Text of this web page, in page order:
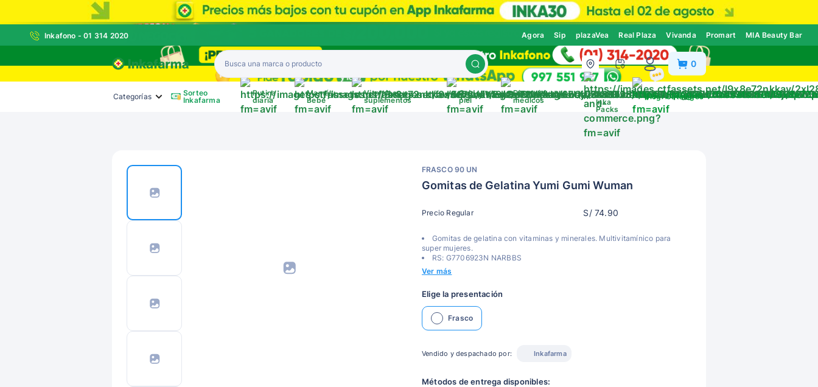
Inkafono - 01 314 2020 Agora Sip plazaVea Real Plaza Vivanda Promart MIA Beauty Bar
0
Categorías
Sorteo
Inkafarma
Rutina
diaria
Mamá y
Bebé
Vitaminas y
suplementos
Cuida tu
piel
Dispositivos
médicos
Inka
Packs
Blog Catálogos
FRASCO 90 UN
Gomitas de Gelatina Yumi Gumi Wuman
Precio Regular S/ 74.90
Gomitas de gelatina con vitaminas y minerales. Multivitamínico para
super mujeres.
RS: G7706923N NARBBS
Ver más
Elige la presentación
Frasco
Vendido y despachado por: Inkafarma
Métodos de entrega disponibles: